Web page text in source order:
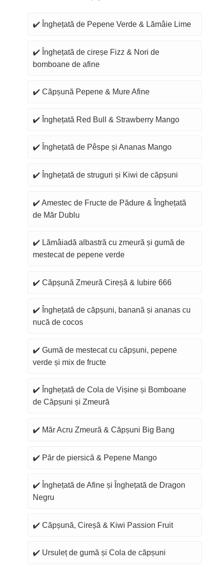
✔️ Înghețată de Pepene Verde & Lămâie Lime
✔️ Înghețată de cireșe Fizz & Nori de
bomboane de afine
✔️ Căpșună Pepene & Mure Afine
✔️ Înghețată Red Bull & Strawberry Mango
✔️ Înghețată de Pêspe și Ananas Mango
✔️ Înghețată de struguri și Kiwi de căpșuni
✔️ Amestec de Fructe de Pădure & Înghețată
de Măr Dublu
✔️ Lămâiadă albastră cu zmeură și gumă de
mestecat de pepene verde
✔️ Căpșună Zmeură Cireșă & Iubire 666
✔️ Înghețată de căpșuni, banană și ananas cu
nucă de cocos
✔️ Gumă de mestecat cu căpșuni, pepene
verde și mix de fructe
✔️ Înghețată de Cola de Vișine și Bomboane
de Căpșuni și Zmeură
✔️ Măr Acru Zmeură & Căpșuni Big Bang
✔️ Păr de piersică & Pepene Mango
✔️ Înghețată de Afine și Înghețată de Dragon
Negru
✔️ Căpșună, Cireșă & Kiwi Passion Fruit
✔️ Ursuleț de gumă și Cola de căpșuni